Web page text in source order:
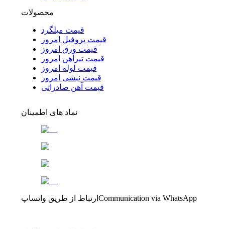
محصولات
قیمت میلگرد
قیمت پروفیل امروز
قیمت ورق امروز
قیمت تیرآهن امروز
قیمت لوله امروز
قیمت نبشی امروز
قیمت آهن صادراتی
نماد های اطمینان
ارتباط از طریق واتساپ Communication via WhatsApp